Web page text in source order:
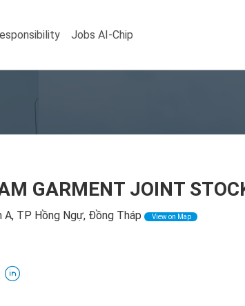
Jobs AI-Chip
GARMENT JOINT
A, TP Hồng Ngự, Đồng Tháp View on Map